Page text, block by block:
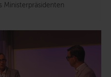
Ministerpräsidenten